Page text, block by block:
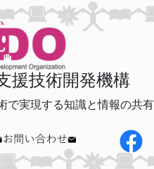
援技術開発機構
で実現する知識と情報の共有